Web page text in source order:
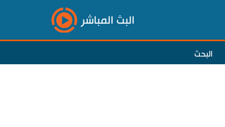
البث المباشر
البحث